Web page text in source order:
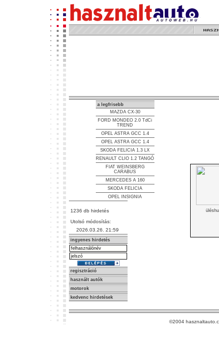
a legfrisebb
MAZDA CX-30
FORD MONDEO 2.0 TdCi
TREND
OPEL ASTRA GCC 1.4
OPEL ASTRA GCC 1.4
SKODA FELICIA 1.3 LX
RENAULT CLIO 1.2 TANGÓ
FIAT WEINSBERG
CARABUS
MERCEDES A 160
SKODA FELICIA
OPEL INSIGNIA
1236 db hirdetés
Utolsó módosítás:
2026.03.26. 21:59
ingyenes hirdetés
regisztráció
használt autók
motorok
kedvenc hirdetések
©2004